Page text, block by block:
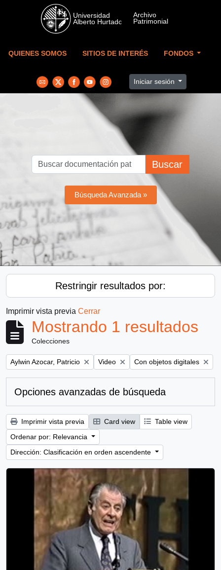
Skip to main content
QUIENES SOMOS SITIOS DE INTERÉS FONDOS
Iniciar sesión
Buscar
Búsqueda Avanzada »
Restringir resultados por:
Imprimir vista previa Cerrar
Mostrando 1 resultados
Colecciones
Remove filter:
Aylwin Azocar, Patricio Remove filter:
Video Remove filter:
Con objetos digitales
Opciones avanzadas de búsqueda
Imprimir vista previa Card view
Table view
Ordenar por: Relevancia
Dirección: Clasificación en orden ascendente